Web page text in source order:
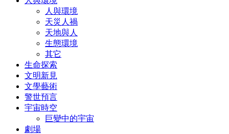
人與環境
天災人禍
天地與人
生態環境
其它
生命探索
文明新見
文學藝術
警世預言
宇宙時空
巨變中的宇宙
劇場